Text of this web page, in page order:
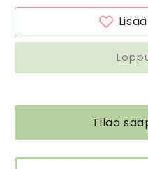
ja
lahjalaatikko
ja
laventeli
Tilaa